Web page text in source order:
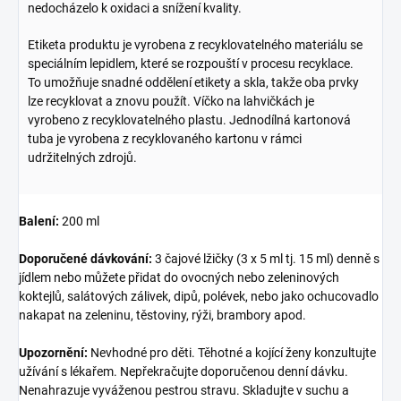
nedocházelo k oxidaci a snížení kvality.
Etiketa produktu je vyrobena z recyklovatelného materiálu se
speciálním lepidlem, které se rozpouští v procesu recyklace.
To umožňuje snadné oddělení etikety a skla, takže oba prvky
lze recyklovat a znovu použít. Víčko na lahvičkách je
vyrobeno z recyklovatelného plastu. Jednodílná kartonová
tuba je vyrobena z recyklovaného kartonu v rámci
udržitelných zdrojů.
Balení: 200 ml
Doporučené dávkování: 3 čajové lžičky (3 x 5 ml tj. 15 ml) denně s
jídlem nebo můžete přidat do ovocných nebo zeleninových
koktejlů, salátových zálivek, dipů, polévek, nebo jako ochucovadlo
nakapat na zeleninu, těstoviny, rýži, brambory apod.
Upozornění: Nevhodné pro děti. Těhotné a kojící ženy konzultujte
užívání s lékařem. Nepřekračujte doporučenou denní dávku.
Nenahrazuje vyváženou pestrou stravu. Skladujte v suchu a